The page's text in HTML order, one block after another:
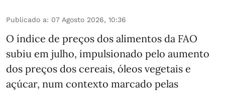
Publicado a: 07 Agosto 2026, 10:36
O índice de preços dos alimentos da FAO
subiu em julho, impulsionado pelo aumento
dos preços dos cereais, óleos vegetais e
açúcar, num contexto marcado pelas